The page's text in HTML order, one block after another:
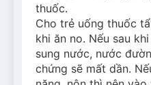
thuốc.
Cho trẻ uống thuốc
khi ăn no. Nếu sau
sung nước, nước
chứng sẽ mất dần.